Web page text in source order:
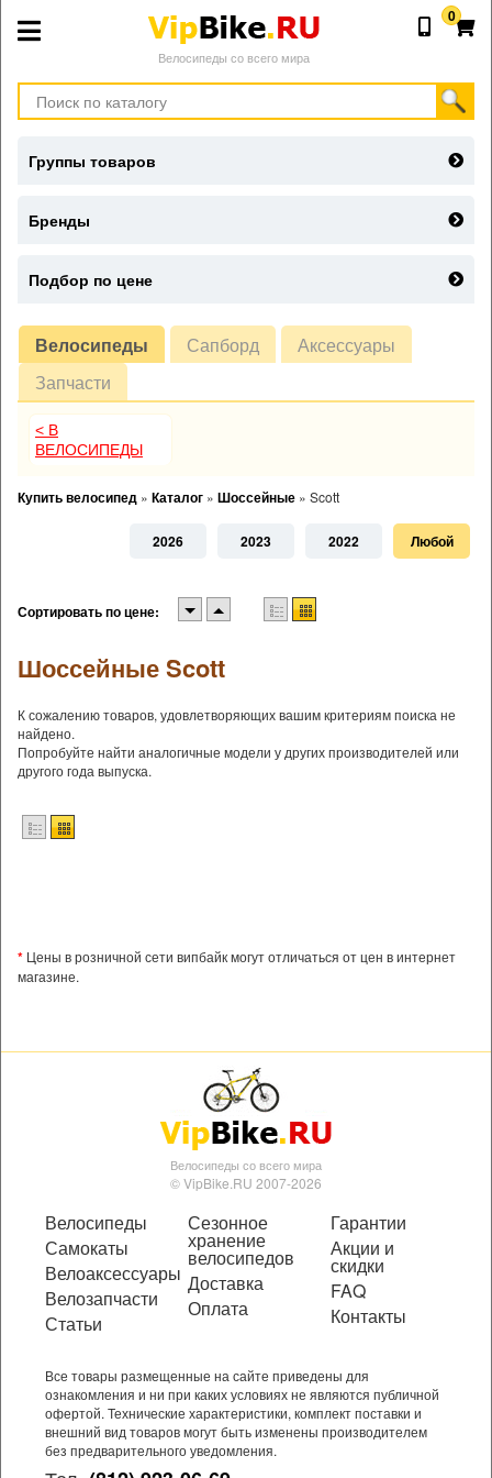
Велосипеды со всего мира
0
Велосипеды Сапборд
Аксессуары
Запчасти
< В
ВЕЛОСИПЕДЫ
Купить велосипед » Каталог » Шоссейные » Scott
2026 2023 2022 Любой
Сортировать по цене:
Шоссейные Scott
К сожалению товаров, удовлетворяющих вашим критериям поиска не
найдено.
Попробуйте найти аналогичные модели у других производителей или
другого года выпуска.
* Цены в розничной сети випбайк могут отличаться от цен в интернет
магазине.
Группы товаров
Бренды
Подбор по цене
Велосипеды со всего мира
© VipBike.RU 2007-2026
Велосипеды
Самокаты
Велоаксессуары
Велозапчасти
Статьи
Сезонное
хранение
велосипедов
Доставка
Оплата
Гарантии
Акции и
скидки
FAQ
Контакты
Все товары размещенные на сайте приведены для
ознакомления и ни при каких условиях не являются публичной
офертой. Технические характеристики, комплект поставки и
внешний вид товаров могут быть изменены производителем
без предварительного уведомления.